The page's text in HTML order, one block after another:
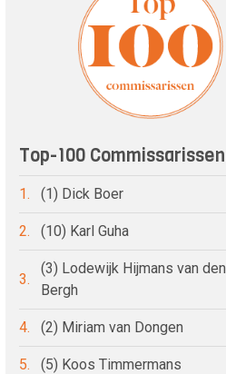
Top-100 Commissarissen
1. (1) Dick Boer
2. (10) Karl Guha
3.
(3) Lodewijk Hijmans van den
Bergh
4. (2) Miriam van Dongen
5. (5) Koos Timmermans